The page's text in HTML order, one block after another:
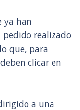
ya han
realizado
que, para
clicar en
a una